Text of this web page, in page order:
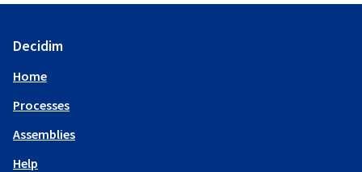
Decidim
Home
Processes
Assemblies
Help